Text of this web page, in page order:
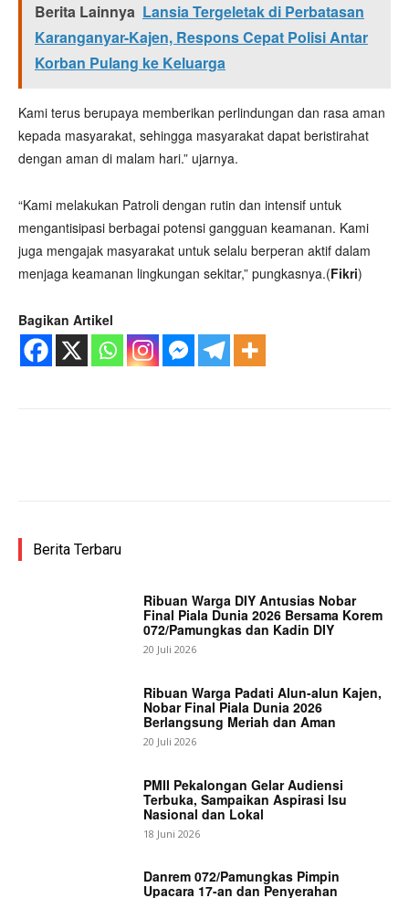
Berita Lainnya Lansia Tergeletak di Perbatasan
Karanganyar-Kajen, Respons Cepat Polisi Antar
Korban Pulang ke Keluarga
Kami terus berupaya memberikan perlindungan dan rasa aman
kepada masyarakat, sehingga masyarakat dapat beristirahat
dengan aman di malam hari.” ujarnya.
“Kami melakukan Patroli dengan rutin dan intensif untuk
mengantisipasi berbagai potensi gangguan keamanan. Kami
juga mengajak masyarakat untuk selalu berperan aktif dalam
menjaga keamanan lingkungan sekitar,” pungkasnya.(Fikri)
Bagikan Artikel
Berita Terbaru
Ribuan Warga DIY Antusias Nobar
Final Piala Dunia 2026 Bersama Korem
072/Pamungkas dan Kadin DIY
20 Juli 2026
Ribuan Warga Padati Alun-alun Kajen,
Nobar Final Piala Dunia 2026
Berlangsung Meriah dan Aman
20 Juli 2026
PMII Pekalongan Gelar Audiensi
Terbuka, Sampaikan Aspirasi Isu
Nasional dan Lokal
18 Juni 2026
Danrem 072/Pamungkas Pimpin
Upacara 17-an dan Penyerahan